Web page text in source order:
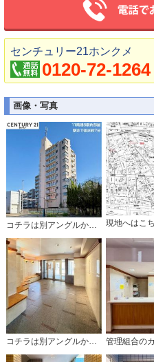
センチュリー21ホンクメ
0120-72-1264
画像・写真
コチラは別アングルから見た外観写真です。
コチラは別アングルから見た写真です。